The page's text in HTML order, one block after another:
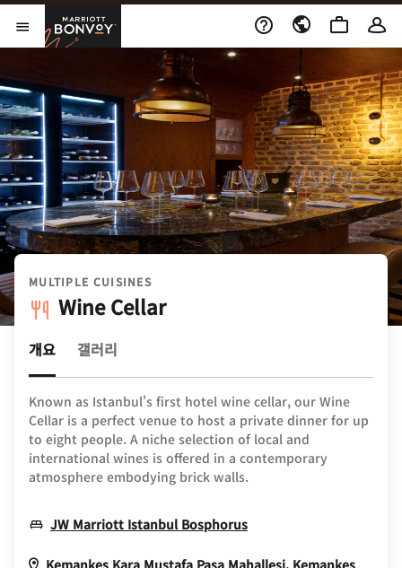
Skip to Content
메뉴 열기
Marriott Bonvoy
MULTIPLE CUISINES
Wine Cellar
개요 갤러리
Known as Istanbul's first hotel wine cellar, our Wine
Cellar is a perfect venue to host a private dinner for up
to eight people. A niche selection of local and
international wines is offered in a contemporary
atmosphere embodying brick walls.
JW Marriott Istanbul BosphorusOpens In New Window
Kemankes Kara Mustafa Pasa Mahallesi, Kemankes